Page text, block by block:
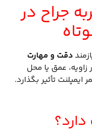
جراح در
دقت و مهارت
عمق یا محل
تأثیر بگذارد.